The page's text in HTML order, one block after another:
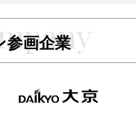
参画企業